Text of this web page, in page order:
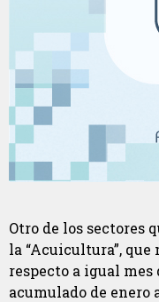
Otro de los sectores
la “Acuicultura”, que
respecto a igual
acumulado de enero